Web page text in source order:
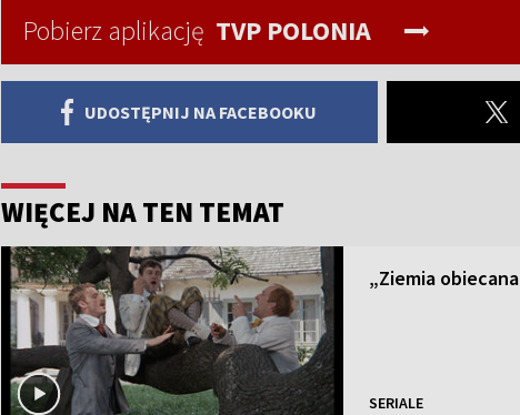
Pobierz aplikację TVP POLONIA
UDOSTĘPNIJ NA FACEBOOKU
WIĘCEJ NA TEN TEMAT
„Ziemia
SERIALE